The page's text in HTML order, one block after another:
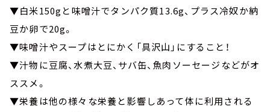
▼白米150gと味噌汁でタンパク質13.6g、プラス冷奴か納
豆か卵で20g。
▼味噌汁やスープはとにかく「具沢山」にすること！
▼汁物に豆腐、水煮大豆、サバ缶、魚肉ソーセージなどがオ
ススメ。
▼栄養は他の様々な栄養と影響しあって体に利用される